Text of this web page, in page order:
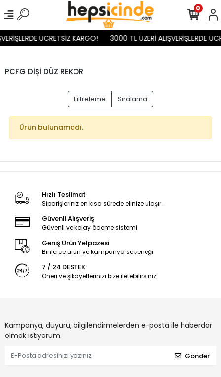
ÜCRETSİZ KARGO! 3000 TL ÜZERİ ALIŞVERİŞLERDE
0
PCFG DİŞİ DÜZ REKOR
Filtreleme Sıralama
Ürün bulunamadı.
Hızlı Teslimat
Siparişleriniz en kısa sürede elinize ulaşır.
Güvenli Alışveriş
Güvenli ve kolay ödeme sistemi
Geniş Ürün Yelpazesi
Binlerce ürün ve kampanya seçeneği
7 / 24 DESTEK
Öneri ve şikayetlerinizi bize iletebilirsiniz.
Kampanya, duyuru, bilgilendirmelerden e-posta ile haberdar
olmak istiyorum.
Gönder